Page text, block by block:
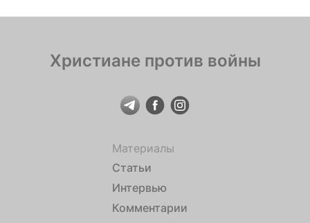
Христиане против войны
Материалы
Статьи
Интервью
Комментарии